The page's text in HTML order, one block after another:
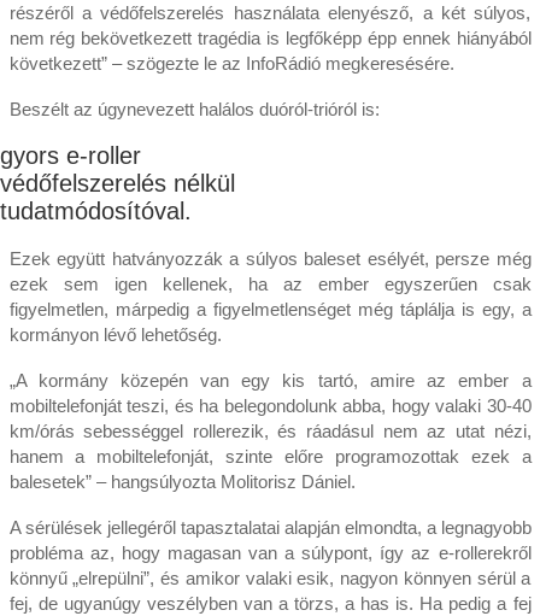
részéről a védőfelszerelés használata elenyésző, a két súlyos,
nem rég bekövetkezett tragédia is legfőképp épp ennek hiányából
következett” – szögezte le az InfoRádió megkeresésére.
Beszélt az úgynevezett halálos duóról-trióról is:
gyors e-roller
védőfelszerelés nélkül
tudatmódosítóval.
Ezek együtt hatványozzák a súlyos baleset esélyét, persze még
ezek sem igen kellenek, ha az ember egyszerűen csak
figyelmetlen, márpedig a figyelmetlenséget még táplálja is egy, a
kormányon lévő lehetőség.
„A kormány közepén van egy kis tartó, amire az ember a
mobiltelefonját teszi, és ha belegondolunk abba, hogy valaki 30-40
km/órás sebességgel rollerezik, és ráadásul nem az utat nézi,
hanem a mobiltelefonját, szinte előre programozottak ezek a
balesetek” – hangsúlyozta Molitorisz Dániel.
A sérülések jellegéről tapasztalatai alapján elmondta, a legnagyobb
probléma az, hogy magasan van a súlypont, így az e-rollerekről
könnyű „elrepülni”, és amikor valaki esik, nagyon könnyen sérül a
fej, de ugyanúgy veszélyben van a törzs, a has is. Ha pedig a fej